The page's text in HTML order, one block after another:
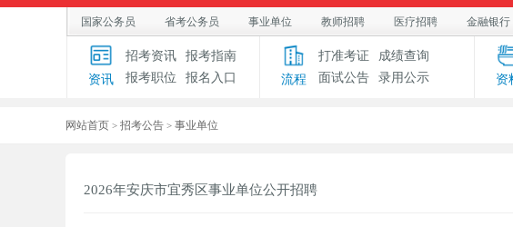
面授课程 招考公告 面试公告 报考指导 报名入口
时政热点 视频课堂 名师团队 学员风采
国家公务员 省考公务员 事业单位 教师招聘 医疗招聘 金融银行
资讯
招考资讯
报考指南
报考职位
报名入口 流程
打准考证
成绩查询
面试公告
录用公示 资
网站首页 > 招考公告 > 事业单位
2026年安庆市宜秀区事业单位公开招聘